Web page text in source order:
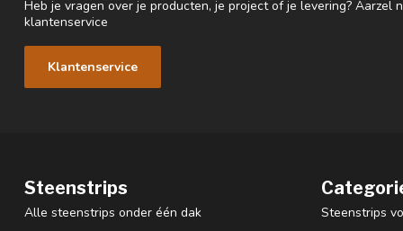
Heb je vragen over je producten, je project of je levering? Aarzel
klantenservice
Klantenservice
Steenstrips
Alle steenstrips onder één dak
Steenstrips